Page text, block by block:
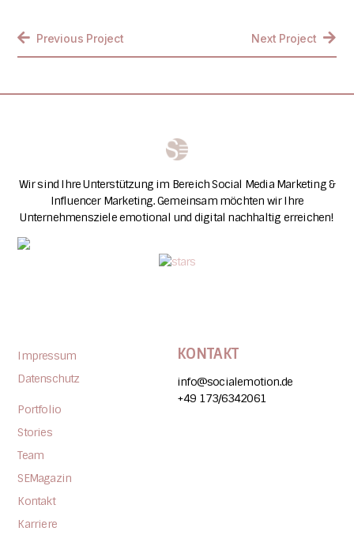
Previous Project Next Project
Wir sind Ihre Unterstützung im Bereich Social Media Marketing &
Influencer Marketing. Gemeinsam möchten wir Ihre
Unternehmensziele emotional und digital nachhaltig erreichen!
Impressum
Datenschutz
Portfolio
Stories
Team
SEMagazin
Kontakt
Karriere
KONTAKT
info@socialemotion.de
+49 173/6342061